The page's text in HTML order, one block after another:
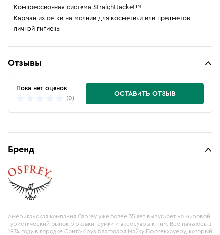
Компрессионная система StraightJacket™
Карман из сетки на молнии для косметики или предметов
личной гигиены
Отзывы
Пока нет оценок
(0)
ОСТАВИТЬ ОТЗЫВ
Бренд
Американская компания Osprey уже более 35 лет выпускает на мировой
туристический рынок рюкзаки, сумки и акессуары к ним. Все началось в
1974 году в городке Санта-Круз благодаря Майку Пфотенхауеру, который